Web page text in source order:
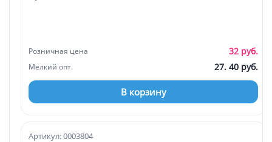
Розничная цена 32 руб.
Мелкий опт. 27. 40 руб.
В корзину
Артикул: 0003804